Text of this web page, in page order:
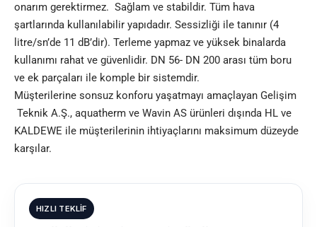
onarım gerektirmez. Sağlam ve stabildir. Tüm hava
şartlarında kullanılabilir yapıdadır. Sessizliği ile tanınır (4
litre/sn’de 11 dB’dir). Terleme yapmaz ve yüksek binalarda
kullanımı rahat ve güvenlidir. DN 56- DN 200 arası tüm boru
ve ek parçaları ile komple bir sistemdir.
Müşterilerine sonsuz konforu yaşatmayı amaçlayan Gelişim
Teknik A.Ş., aquatherm ve Wavin AS ürünleri dışında HL ve
KALDEWE ile müşterilerinin ihtiyaçlarını maksimum düzeyde
karşılar.
HIZLI TEKLIF